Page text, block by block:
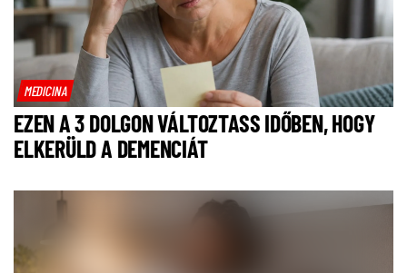
MEDICINA
EZEN A 3 DOLGON VÁLTOZTASS IDŐBEN, HOGY
ELKERÜLD A DEMENCIÁT